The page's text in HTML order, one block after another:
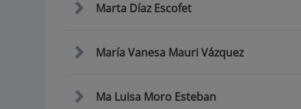
Marta Díaz Escofet
María Vanesa Mauri Vázquez
Ma Luisa Moro Esteban